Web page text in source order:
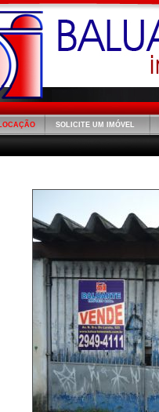
LOCAÇÃO SOLICITE UM IMÓVEL